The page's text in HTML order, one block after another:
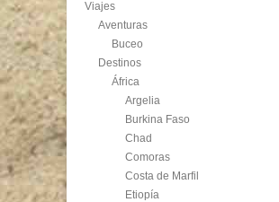
Viajes
Aventuras
Buceo
Destinos
África
Argelia
Burkina Faso
Chad
Comoras
Costa de Marfil
Etiopía